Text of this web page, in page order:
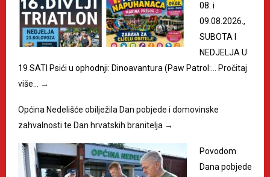
08. i
09.08.2026.,
SUBOTA I
NEDJELJA U
19 SATI Psići u ophodnji: Dinoavantura (Paw Patrol:…
Pročitaj
više…
→
Općina Nedelišće obilježila Dan pobjede i domovinske
zahvalnosti te Dan hrvatskih branitelja →
Povodom
Dana pobjede